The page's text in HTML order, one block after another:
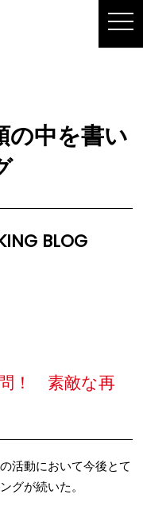
の中を書い
BLOG
！ 素敵な再
活動において今後とて
グが続いた。